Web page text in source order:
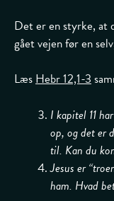
Det er en styrke, at
gået vejen før en
LæsHebr 12,1-3
I kapitel 11
op, og det er
til. Kan du
Jesus er
ham. Hvad